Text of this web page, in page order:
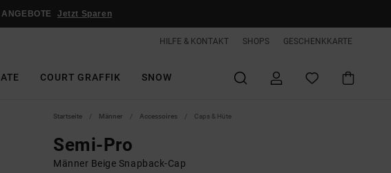
Jetzt Sparen
HILFE & KONTAKT SHOPS GESCHENKKARTE
COURT GRAFFIK SNOW
Startseite Männer Accessoires Caps & Hüte
Semi-Pro
Männer Beige Snapback-Cap